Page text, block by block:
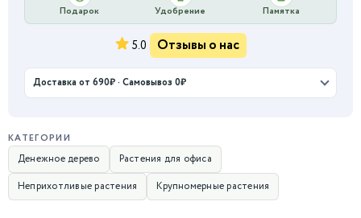
Подарок Удобрение Памятка
5.0 Отзывы о нас
Доставка от 690₽ · Самовывоз 0₽
КАТЕГОРИИ
Денежное дерево
Растения для офиса
Неприхотливые растения
Крупномерные растения